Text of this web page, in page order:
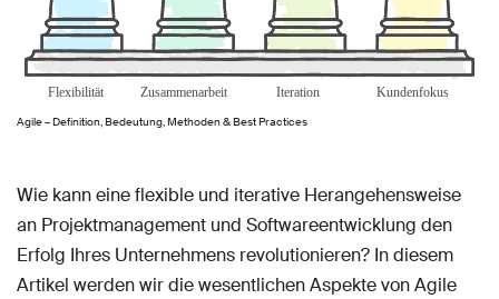
Agile – Definition, Bedeutung, Methoden & Best Practices
Wie kann eine flexible und iterative Herangehensweise
an Projektmanagement und Softwareentwicklung den
Erfolg Ihres Unternehmens revolutionieren? In diesem
Artikel werden wir die wesentlichen Aspekte von Agile